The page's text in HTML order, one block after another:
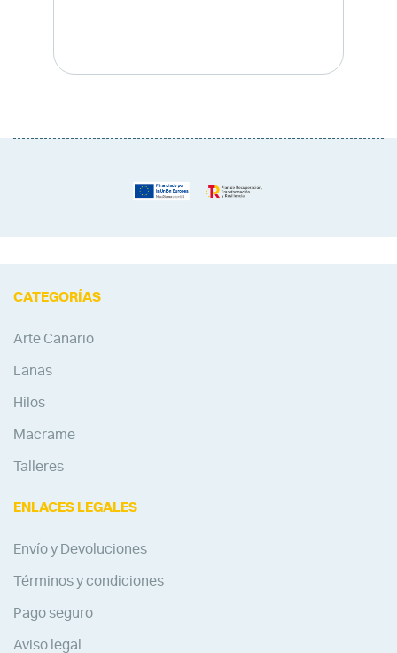
CATEGORÍAS
Arte Canario
Lanas
Hilos
Macrame
Talleres
ENLACES LEGALES
Envío y Devoluciones
Términos y condiciones
Pago seguro
Aviso legal